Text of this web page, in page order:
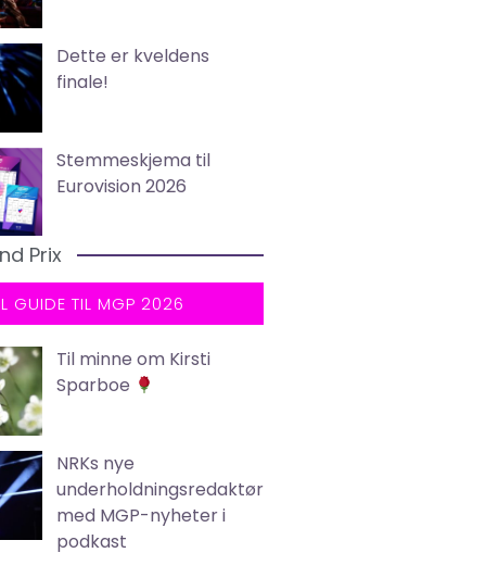
Dette er kveldens
finale!
Stemmeskjema til
Eurovision 2026
Prix
GUIDE TIL MGP 2026
Til minne om Kirsti
Sparboe
NRKs nye
underholdningsredaktør
med MGP-nyheter i
podkast